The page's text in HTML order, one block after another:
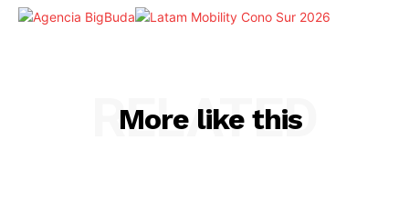
More like this
RELATED